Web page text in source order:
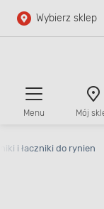
Przejdź do
Wybierz sklep
Menu Mój
i łaczniki do rynien